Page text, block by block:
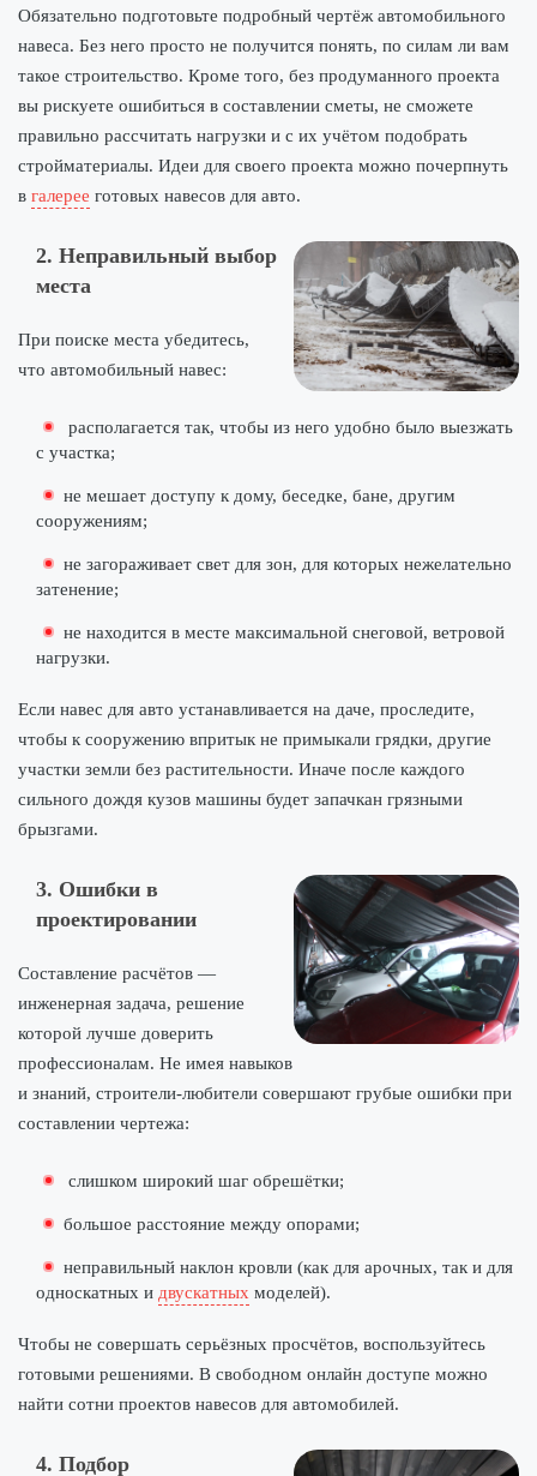
Обязательно подготовьте подробный чертёж автомобильного
навеса. Без него просто не получится понять, по силам ли вам
такое строительство. Кроме того, без продуманного проекта
вы рискуете ошибиться в составлении сметы, не сможете
правильно рассчитать нагрузки и с их учётом подобрать
стройматериалы. Идеи для своего проекта можно почерпнуть
в галерее готовых навесов для авто.
2. Неправильный выбор
места
При поиске места убедитесь,
что автомобильный навес:
располагается так, чтобы из него удобно было выезжать
с участка;
не мешает доступу к дому, беседке, бане, другим
сооружениям;
не загораживает свет для зон, для которых нежелательно
затенение;
не находится в месте максимальной снеговой, ветровой
нагрузки.
Если навес для авто устанавливается на даче, проследите,
чтобы к сооружению впритык не примыкали грядки, другие
участки земли без растительности. Иначе после каждого
сильного дождя кузов машины будет запачкан грязными
брызгами.
3. Ошибки в
проектировании
Составление расчётов —
инженерная задача, решение
которой лучше доверить
профессионалам. Не имея навыков
и знаний, строители-любители совершают грубые ошибки при
составлении чертежа:
слишком широкий шаг обрешётки;
большое расстояние между опорами;
неправильный наклон кровли (как для арочных, так и для
односкатных и двускатных моделей).
Чтобы не совершать серьёзных просчётов, воспользуйтесь
готовыми решениями. В свободном онлайн доступе можно
найти сотни проектов навесов для автомобилей.
4. Подбор